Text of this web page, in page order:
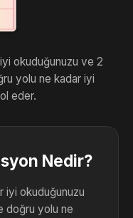
okuduğunuzu ve 2
yolu ne kadar iyi
eder.
Nedir?
iyi okuduğunuzu
doğru yolu ne